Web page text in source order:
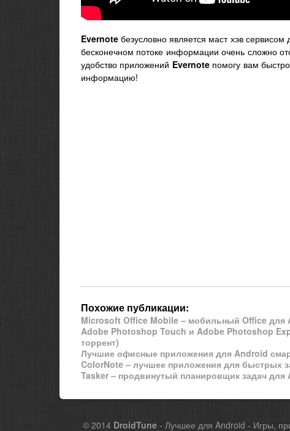
Evernote безусловно является маст хэв
бесконечном потоке информации очень сложно
удобство приложений Evernoteпомогу вам
информацию!
Похожие публикации:
Microsoft Office Mobile – мобильный Office для
Adobe Photoshop Touch и Adobe Photoshop
торрент)
Лучшие офисные приложения для Android
ColorNote – лучшее приложения для быстрых
Tasker – продвинутый планировщик задач для
© 2014 DroidTune- Лучшее для Android - Игры,